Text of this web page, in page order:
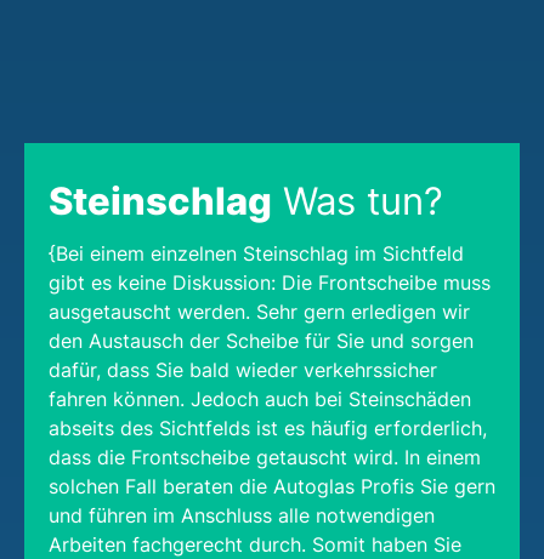
Steinschlag Was tun?
{Bei einem einzelnen Steinschlag im Sichtfeld
gibt es keine Diskussion: Die Frontscheibe muss
ausgetauscht werden. Sehr gern erledigen wir
den Austausch der Scheibe für Sie und sorgen
dafür, dass Sie bald wieder verkehrssicher
fahren können. Jedoch auch bei Steinschäden
abseits des Sichtfelds ist es häufig erforderlich,
dass die Frontscheibe getauscht wird. In einem
solchen Fall beraten die Autoglas Profis Sie gern
und führen im Anschluss alle notwendigen
Arbeiten fachgerecht durch. Somit haben Sie